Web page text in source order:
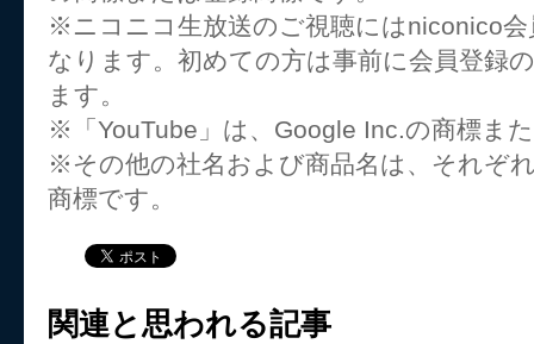
※ニコニコ生放送のご視聴にはniconico会
なります。初めての方は事前に会員登録
ます。
※「YouTube」は、Google Inc.の商標ま
※その他の社名および商品名は、それぞ
商標です。
関連と思われる記事